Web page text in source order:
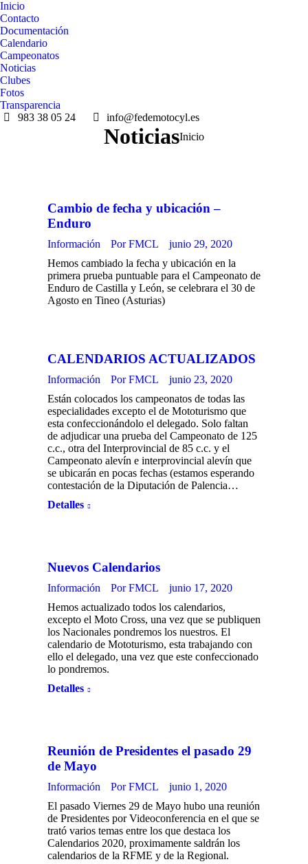
Inicio
Contacto
Documentación
Calendario
Campeonatos
Noticias
Clubes
Fotos
Transparencia
983 38 05 24
info@fedemotocyl.es
NoticiasEstás aquí:
Inicio
Cambio de fecha y ubicación –
Enduro
Información PorFMCL
junio 29, 2020
Hemos cambiado la fecha y ubicación en la
primera prueba puntuable para el Campeonato de
Enduro de Castilla y León, se celebrara el 30 de
Agosto en Tineo (Asturias)
CALENDARIOS ACTUALIZADOS
Información PorFMCL
junio 23, 2020
Están colocados los campeonatos de todas las
especialidades excepto el de Mototurismo que
esta confeccionándolo el delegado. Solo faltan
de adjudicar una prueba del Campeonato de 125
c.c., otra del Interprovincial de 85 c.c. y el
Campeonato alevín e interprovincial alevín que
se ubicarán en pocas fechas (estamos esperando
contestación de la Diputación de Palencia…
Detalles
Nuevos Calendarios
Información PorFMCL
junio 17, 2020
Hemos actualizado todos los calendarios,
excepto el Moto Cross, una vez que se publiquen
los Nacionales pondremos los nuestros. El
calendario de Mototurismo, esta trabajando con
ello el delegado, una vez que este confeccionado
lo pondremos.
Detalles
Reunión de Presidentes el pasado 29
de Mayo
Información PorFMCL
junio 1, 2020
El pasado Viernes 29 de Mayo hubo una reunión
de Presidentes por Videoconferencia en el que se
trató varios temas entre los que destaca los
Calendarios 2020, proximamente saldrán los
calendarios de la RFME y de la Regional.